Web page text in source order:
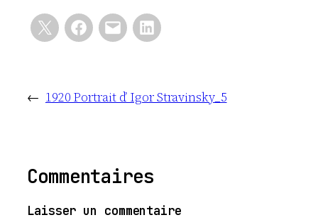
← 1920 Portrait d’ Igor Stravinsky_5
Commentaires
Laisser un commentaire